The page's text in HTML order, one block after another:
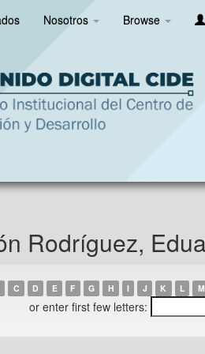
Nosotros Browse
Rodríguez,
C D E F G H I J K L M
or enter first few letters: